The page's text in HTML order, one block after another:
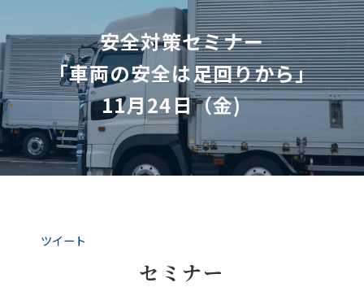
安全対策セミナー
「車両の安全は足回りから」
11月24日（金)
ツイート
セミナー